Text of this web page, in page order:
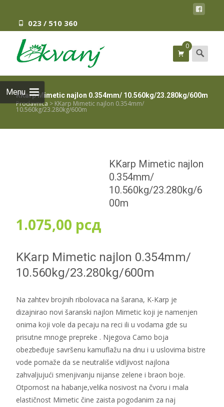
023 / 510 360
Menu
0 Search
for:
KKarp Mimetic najlon 0.354mm/ 10.560kg/23.280kg/600m
Prodavnica > KKarp Mimetic najlon 0.354mm/
10.560kg/23.280kg/600m
KKarp Mimetic najlon
0.354mm/
10.560kg/23.280kg/6
00m
1.075,00 рсд
KKarp Mimetic najlon 0.354mm/
10.560kg/23.280kg/600m
Na zahtev brojnih ribolovaca na šarana, K-Karp je
dizajnirao novi šaranski najlon Mimetic koji je namenjen
onima koji vole da pecaju na reci ili u vodama gde su
prisutne mnoge prepreke . Njegova Camo boja
obezbeđuje savršenu kamuflažu na dnu i u uslovima bistre
vode pomaže da se neutrališe vidljivost najlona
zahvaljujući smenjivanju nijanse zelene i braon boje.
Otpornost na habanje,velika nosivost na čvoru i mala
elastičnost Mimetic čine zaista pogodanim za naj